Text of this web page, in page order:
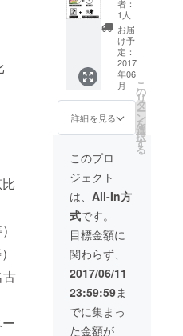
古
奇妙礼
太郎が
が、あ
なたの
ために
オリジ
ナル即
興ソン
グを歌
アーチ
は別途
必要に
なりま
す
ック
ロック
ロック
ジェネ
レー
ショ
ン」 サ
ンデー
ブロマ
場で記
念撮影
奇妙礼
太郎の
即興ソ
ング for
you
※ツアー
会場で
奇妙礼
太郎が
が、あ
なたの
ために
場）】
3rd
AL「ロ
ミオと
ジュリ
エッ
ト」サ
イン入
り 古今
東西！
天才天
才天才
MC集～
（CD-
R） ワ
ンダフ
ルボー
イズ
3rd
AL「ロ
ック
ロック
ロック
ジェネ
レー
ショ
者：
1人
お届
け予
定：
2017
年06
月
詳細を見る
こ
の
リ
タ
ー
ン
を
選
択
す
る
このプロ
ジェクト
は、 All-In方
式です。
目標金額に
関わらず、
2017/06/11
23:59:59ま
でに集まっ
た金額が